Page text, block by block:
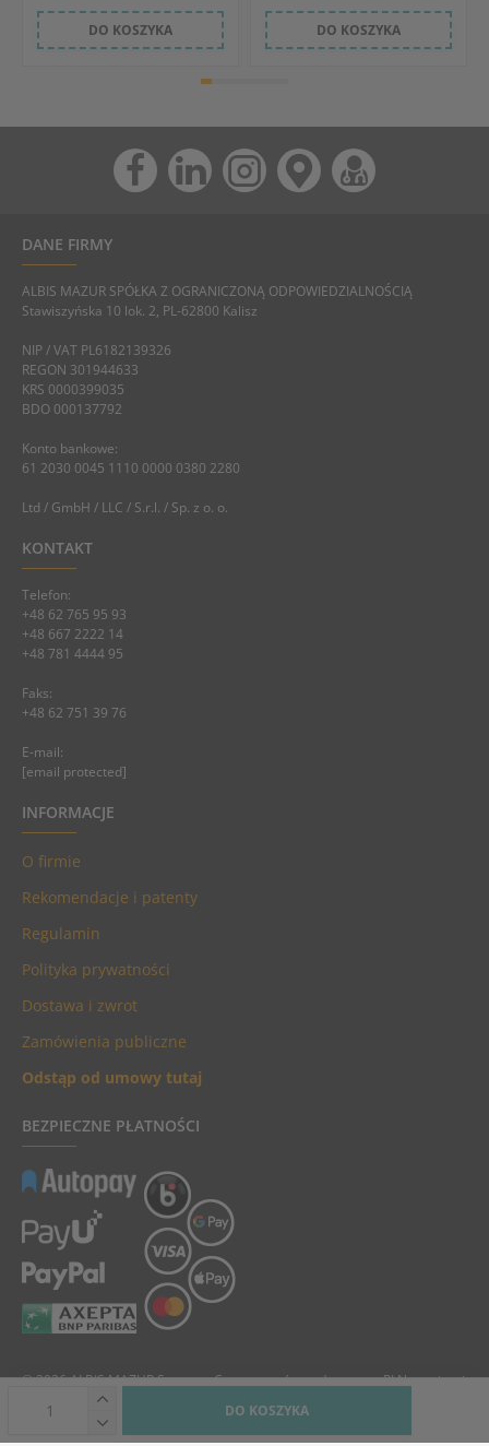
DO KOSZYKA
DO KOSZYKA DO KOSZYKA
DANE FIRMY
ALBIS MAZUR SPÓŁKA Z OGRANICZONĄ ODPOWIEDZIALNOŚCIĄ
Stawiszyńska 10 lok. 2, PL-62800 Kalisz
NIP / VAT PL6182139326
REGON 301944633
KRS 0000399035
BDO 000137792
Konto bankowe:
61 2030 0045 1110 0000 0380 2280
Ltd / GmbH / LLC / S.r.l. / Sp. z o. o.
KONTAKT
Telefon:
+48 62 765 95 93
+48 667 2222 14
+48 781 4444 95
Faks:
+48 62 751 39 76
E-mail:
[email protected]
INFORMACJE
O firmie
Rekomendacje i patenty
Regulamin
Polityka prywatności
Dostawa i zwrot
Zamówienia publiczne
Odstąp od umowy tutaj
BEZPIECZNE PŁATNOŚCI
© 2026 ALBIS MAZUR Sp. z o.o. Ceny towarów podane są w PLN, zawierają
podatek VAT i nie zawierają kosztów dostawy.